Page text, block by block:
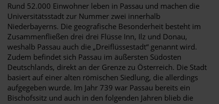
Rund 52.000 Einwohner leben in Passau und machen die
Universitätsstadt zur Nummer zwei innerhalb
Niederbayerns. Die geografische Besonderheit besteht im
Zusammenfließen drei drei Flüsse Inn, Ilz und Donau,
weshalb Passau auch die „Dreiflüssestadt“ genannt wird.
Zudem befindet sich Passau im äußersten Südosten
Deutschlands, direkt an der Grenze zu Österreich. Die Stadt
basiert auf einer alten römischen Siedlung, die allerdings
aufgegeben wurde. Im Jahr 739 war Passau bereits ein
Bischofssitz und auch in den folgenden Jahren blieb die